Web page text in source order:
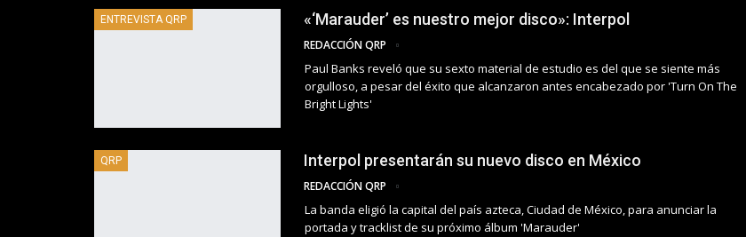
ENTREVISTA QRP «‘Marauder’ es nuestro mejor disco»: Interpol
REDACCIÓN QRP
Paul Banks reveló que su sexto material de estudio es del que se siente más
orgulloso, a pesar del éxito que alcanzaron antes encabezado por 'Turn On The
Bright Lights'
QRP Interpol presentarán su nuevo disco en México
REDACCIÓN QRP
La banda eligió la capital del país azteca, Ciudad de México, para anunciar la
portada y tracklist de su próximo álbum 'Marauder'